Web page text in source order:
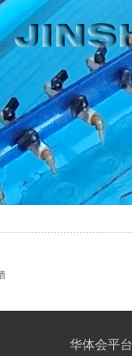
华体会平台